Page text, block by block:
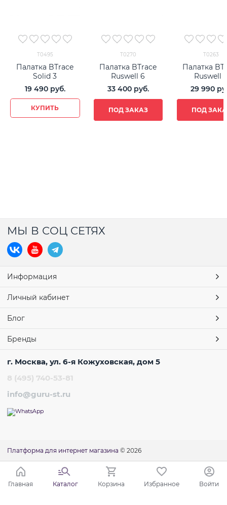
T0495
Палатка BTrace
Solid 3
19 490 руб.
КУПИТЬ
T0270
Палатка BTrace
Ruswell 6
33 400 руб.
ПОД ЗАКАЗ
T0263
Палатка
Ruswell
29 990
ПОД
МЫ В СОЦ СЕТЯХ
Информация
Личный кабинет
Блог
Бренды
г. Москва, ул. 6-я Кожуховская, дом 5
8 (495) 740-53-81
info@guru-st.ru
Платформа для интернет магазина © 2026
Главная Каталог Корзина Избранное Войти